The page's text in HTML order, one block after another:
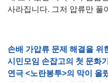
사라집니다. 그저 압류만 풀
손배 가압류 문제 해결을 위
시민모임 손잡고의 첫 문화
연극 <노란봉투>의 막이 올